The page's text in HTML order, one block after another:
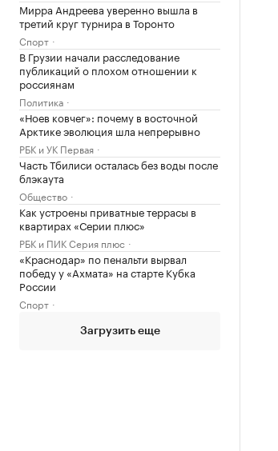
Мирра Андреева уверенно вышла в
третий круг турнира в Торонто
Спорт
В Грузии начали расследование
публикаций о плохом отношении к
россиянам
Политика
«Ноев ковчег»: почему в восточной
Арктике эволюция шла непрерывно
РБК и УК Первая
Часть Тбилиси осталась без воды после
блэкаута
Общество
Как устроены приватные террасы в
квартирах «Серии плюс»
РБК и ПИК Серия плюс
«Краснодар» по пенальти вырвал
победу у «Ахмата» на старте Кубка
России
Спорт
Загрузить еще